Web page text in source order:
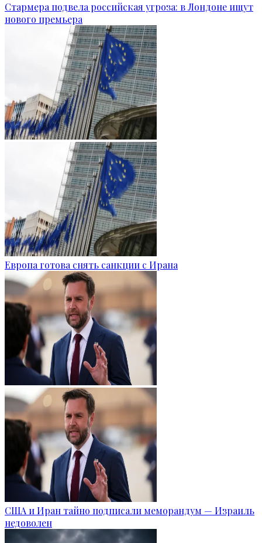
Стармера подвела российская угроза: в Лондоне ищут
нового премьера
Европа готова снять санкции с Ирана
США и Иран тайно подписали меморандум — Израиль
недоволен